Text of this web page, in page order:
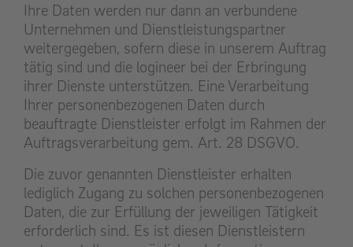
Ihre Daten werden nur dann an verbundene
Unternehmen und Dienstleistungspartner
weitergegeben, sofern diese in unserem Auftrag
tätig sind und die logineer bei der Erbringung
ihrer Dienste unterstützen. Eine Verarbeitung
Ihrer personenbezogenen Daten durch
beauftragte Dienstleister erfolgt im Rahmen der
Auftragsverarbeitung gem. Art. 28 DSGVO.
Die zuvor genannten Dienstleister erhalten
lediglich Zugang zu solchen personenbezogenen
Daten, die zur Erfüllung der jeweiligen Tätigkeit
erforderlich sind. Es ist diesen Dienstleistern